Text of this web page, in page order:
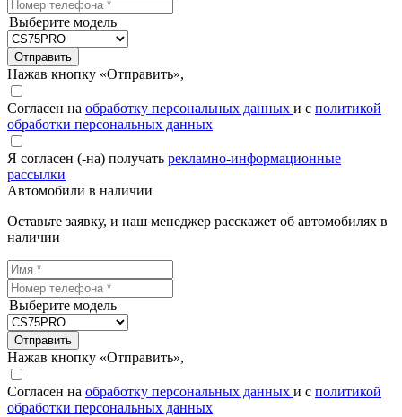
Выберите модель
Отправить
Нажав кнопку «Отправить»,
Согласен на обработку персональных данных и с политикой
обработки персональных данных
Я согласен (-на) получать рекламно-информационные
рассылки
Автомобили в наличии
Оставьте заявку, и наш менеджер расскажет об автомобилях в
наличии
Выберите модель
Отправить
Нажав кнопку «Отправить»,
Согласен на обработку персональных данных и с политикой
обработки персональных данных